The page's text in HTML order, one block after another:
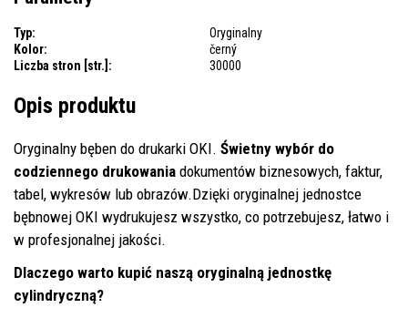
Typ:
Oryginalny
Kolor:
černý
Liczba stron [str.]:
30000
Opis produktu
Oryginalny bęben do drukarki OKI. Świetny wybór do
codziennego drukowania dokumentów biznesowych, faktur,
tabel, wykresów lub obrazów.Dzięki oryginalnej jednostce
bębnowej OKI wydrukujesz wszystko, co potrzebujesz, łatwo i
w profesjonalnej jakości.
Dlaczego warto kupić naszą oryginalną jednostkę
cylindryczną?